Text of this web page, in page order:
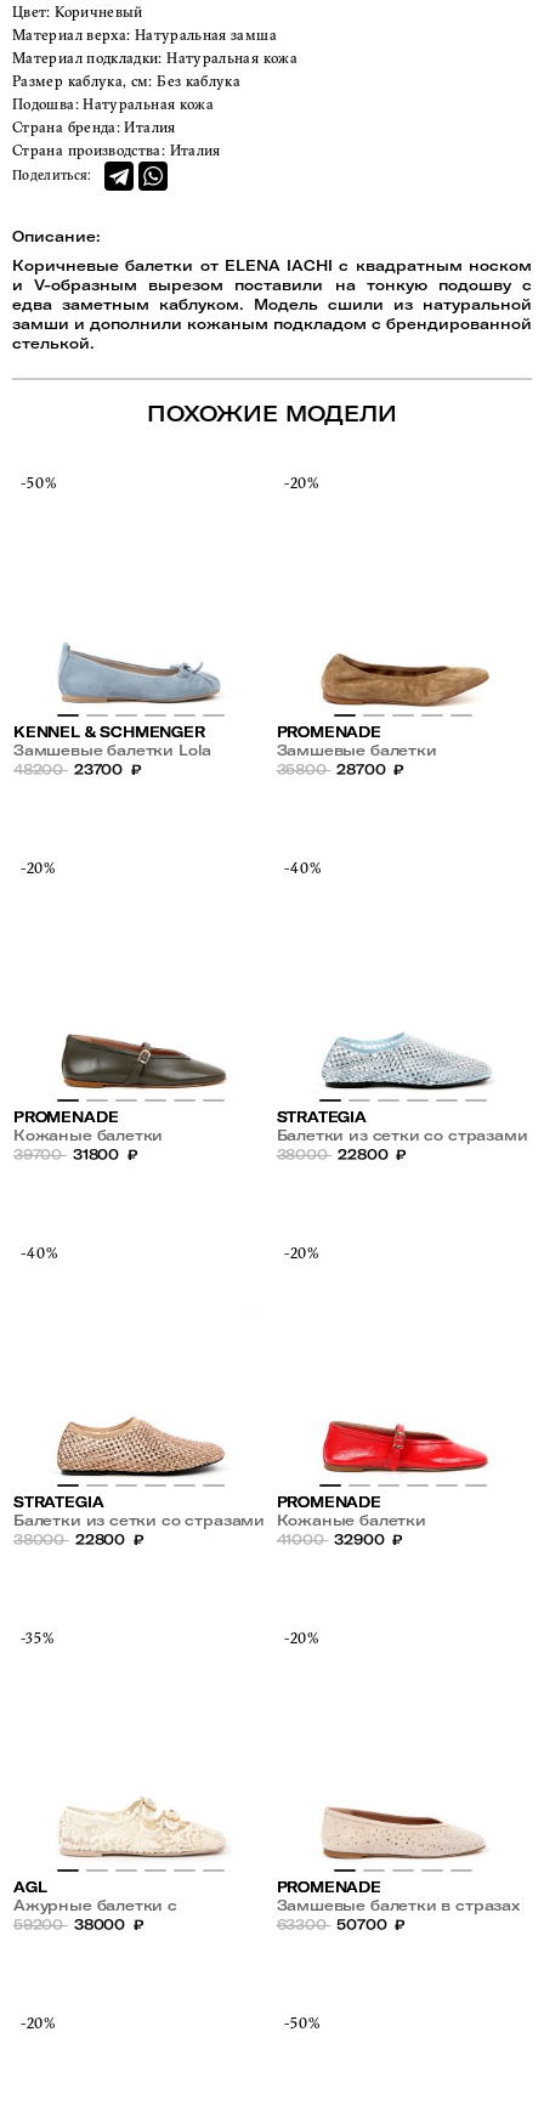
Цвет:
Коричневый
Материал верха: Натуральная замша
Материал подкладки: Натуральная кожа
Размер каблука, см: Без каблука
Подошва: Натуральная кожа
Страна бренда: Италия
Страна производства: Италия
Поделиться:
Описание:
Коричневые балетки от ELENA IACHI с квадратным носком
и V-образным вырезом поставили на тонкую подошву с
едва заметным каблуком. Модель сшили из натуральной
замши и дополнили кожаным подкладом с брендированной
стелькой.
ПОХОЖИЕ МОДЕЛИ
-50%
KENNEL & SCHMENGER
Замшевые балетки Lola
48200 23700 ₽
-20%
PROMENADE
Замшевые балетки
35800 28700 ₽
-20%
PROMENADE
Кожаные балетки
39700 31800 ₽
-40%
STRATEGIA
Балетки из сетки со стразами
38000 22800 ₽
-40%
STRATEGIA
Балетки из сетки со стразами
38000 22800 ₽
-20%
PROMENADE
Кожаные балетки
41000 32900 ₽
-35%
AGL
Ажурные балетки с
квадратным мысом
59200 38000 ₽
-20%
PROMENADE
Замшевые балетки в стразах
63300 50700 ₽
-20% -50%